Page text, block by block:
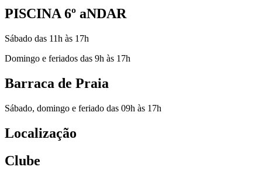
PISCINA 6º aNDAR
Sábado das 11h às 17h
Domingo e feriados das 9h às 17h
Barraca de Praia
Sábado, domingo e feriado das 09h às 17h
Localização
Clube